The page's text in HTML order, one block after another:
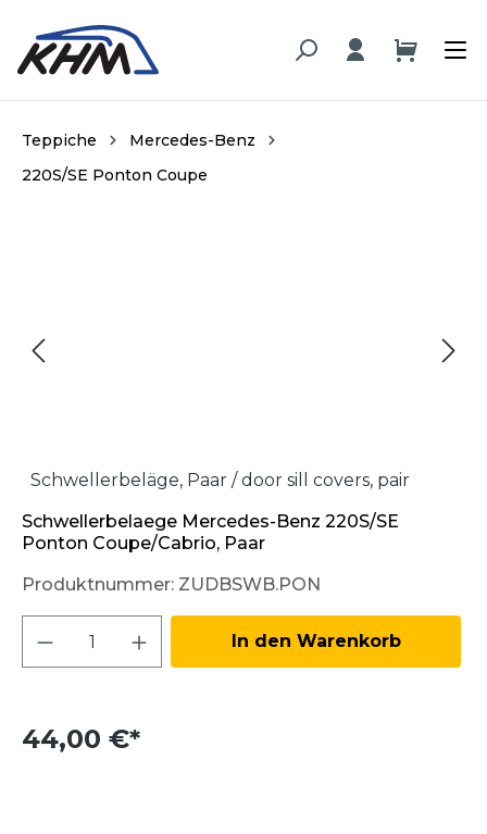
springen
Teppiche
Mercedes-Benz
220S/SE Ponton Coupe
Schwellerbeläge, Paar / door sill covers, pair
Schwellerbelaege Mercedes-Benz 220S/SE
Ponton Coupe/Cabrio, Paar
Produktnummer: ZUDBSWB.PON
Produkt Anzahl: Gib den
In den Warenkorb
44,00 €*